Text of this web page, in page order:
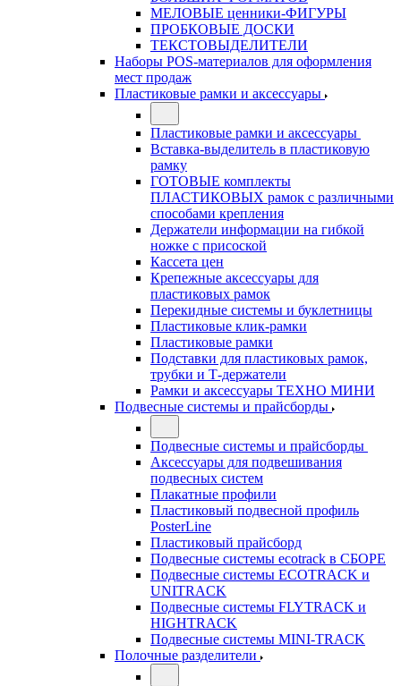
МЕЛОВЫЕ ценники-ФИГУРЫ
ПРОБКОВЫЕ ДОСКИ
ТЕКСТОВЫДЕЛИТЕЛИ
Наборы POS-материалов для оформления
мест продаж
Пластиковые рамки и аксессуары
Пластиковые рамки и аксессуары
Вставка-выделитель в пластиковую
рамку
ГОТОВЫЕ комплекты
ПЛАСТИКОВЫХ рамок с различными
способами крепления
Держатели информации на гибкой
ножке с присоской
Кассета цен
Крепежные аксессуары для
пластиковых рамок
Перекидные системы и буклетницы
Пластиковые клик-рамки
Пластиковые рамки
Подставки для пластиковых рамок,
трубки и Т-держатели
Рамки и аксессуары ТЕХНО МИНИ
Подвесные системы и прайсборды
Подвесные системы и прайсборды
Аксессуары для подвешивания
подвесных систем
Плакатные профили
Пластиковый подвесной профиль
PosterLine
Пластиковый прайсборд
Подвесные системы ecotrack в СБОРЕ
Подвесные системы ECOTRACK и
UNITRACK
Подвесные системы FLYTRACK и
HIGHTRACK
Подвесные системы MINI-TRACK
Полочные разделители